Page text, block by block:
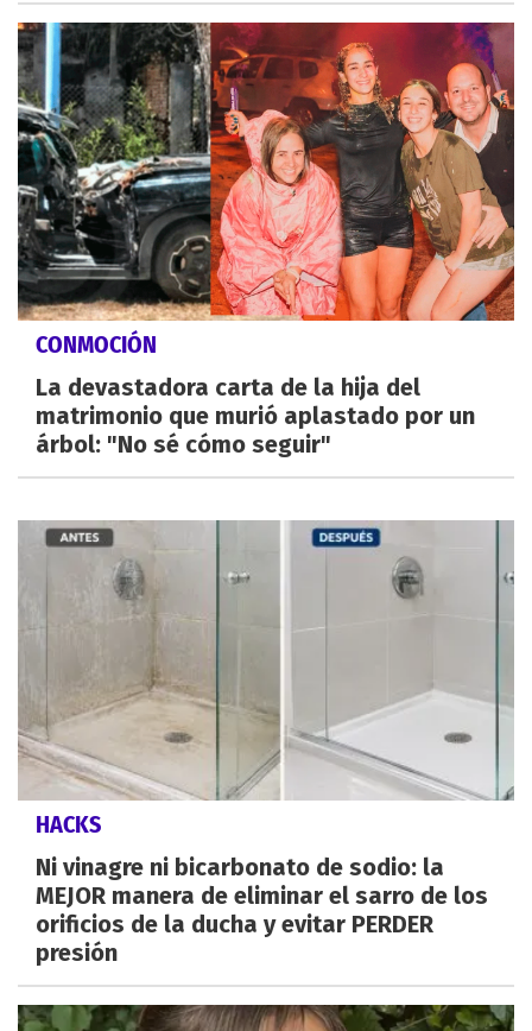
CONMOCIÓN
La devastadora carta de la hija del
matrimonio que murió aplastado por un
árbol: "No sé cómo seguir"
HACKS
Ni vinagre ni bicarbonato de sodio: la
MEJOR manera de eliminar el sarro de los
orificios de la ducha y evitar PERDER
presión